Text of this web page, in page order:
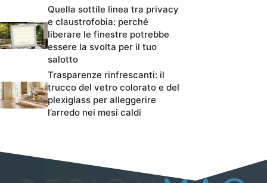
Quella sottile linea tra privacy
e claustrofobia: perché
liberare le finestre potrebbe
essere la svolta per il tuo
salotto
Trasparenze rinfrescanti: il
trucco del vetro colorato e del
plexiglass per alleggerire
l’arredo nei mesi caldi